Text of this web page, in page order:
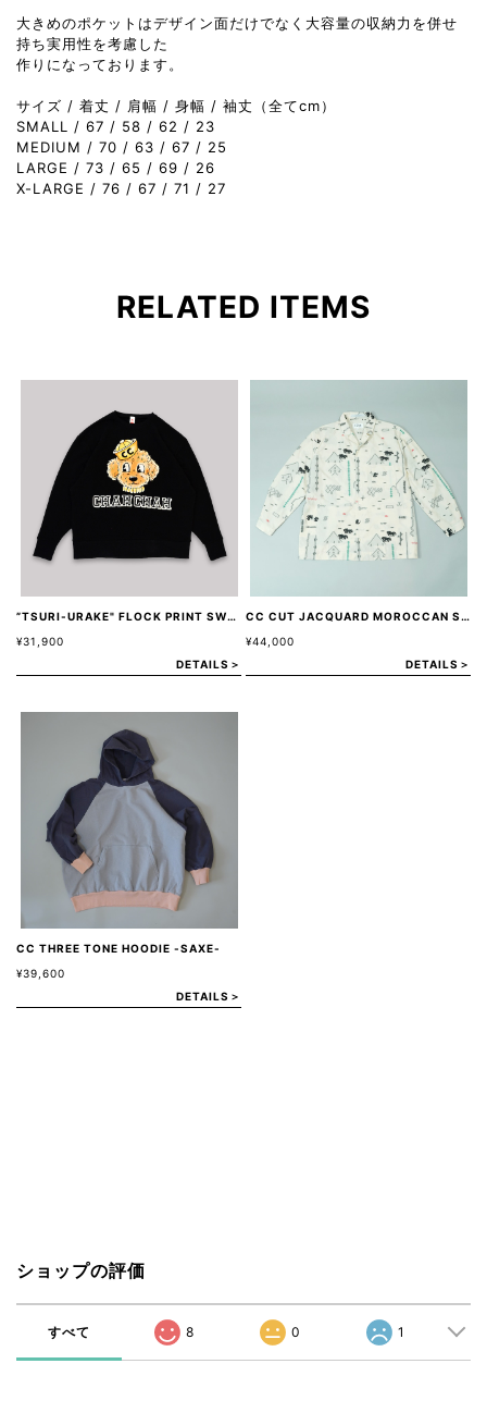
大きめのポケットはデザイン面だけでなく大容量の収納力を併せ
持ち実用性を考慮した
作りになっております。
サイズ / 着丈 / 肩幅 / 身幅 / 袖丈（全てcm）
SMALL / 67 / 58 / 62 / 23
MEDIUM / 70 / 63 / 67 / 25
LARGE / 73 / 65 / 69 / 26
X-LARGE / 76 / 67 / 71 / 27
RELATED ITEMS
”TSURI-URAKE" FLOCK PRINT SWEAT -BLACK-
¥31,900
DETAILS＞
CC CUT JACQUARD MOROCCAN SHIRT JACKET -IVORY-
¥44,000
DETAILS＞
CC THREE TONE HOODIE -SAXE-
¥39,600
DETAILS＞
ショップの評価
すべて 8 0 1